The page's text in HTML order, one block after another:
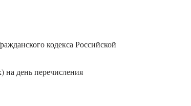
кодекса Российской
на день перечисления